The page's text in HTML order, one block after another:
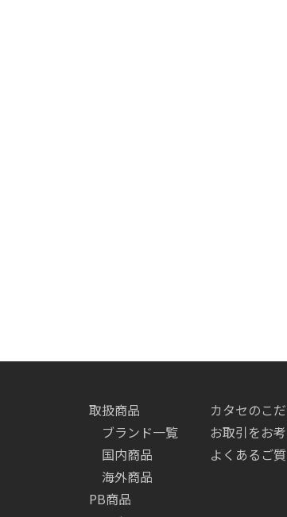
取扱商品
ブランド一覧
国内商品
海外商品
PB商品
カタセのこ
お取引をお
よくあるご